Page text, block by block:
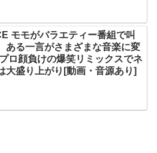
モモがバラエティー番組で叫
ある一言がさまざまな音楽に変
ロ顔負けの爆笑リミックスでネ
大盛り上がり[動画・音源あり]